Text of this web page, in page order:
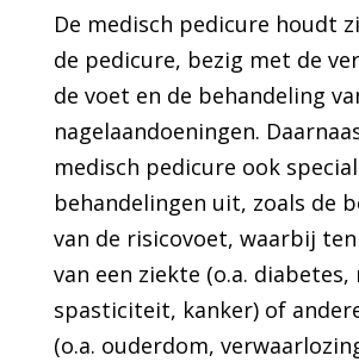
De medisch pedicure houdt
de pedicure, bezig met de
de voet en de behandeling
nagelaandoeningen.
medisch pedicure ook
behandelingen uit, zoals de
van de risicovoet, waarbij
van een ziekte (o.a. diabetes,
spasticiteit, kanker) of
(o.a. ouderdom,